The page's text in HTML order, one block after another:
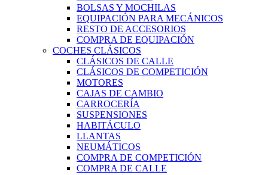
BOLSAS Y MOCHILAS
EQUIPACIÓN PARA MECÁNICOS
RESTO DE ACCESORIOS
COMPRA DE EQUIPACIÓN
COCHES CLÁSICOS
CLÁSICOS DE CALLE
CLÁSICOS DE COMPETICIÓN
MOTORES
CAJAS DE CAMBIO
CARROCERÍA
SUSPENSIONES
HABITÁCULO
LLANTAS
NEUMÁTICOS
COMPRA DE COMPETICIÓN
COMPRA DE CALLE